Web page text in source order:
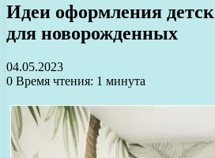
Идеи оформления
для новорожденных
04.05.2023
0 Время чтения: 1 минута